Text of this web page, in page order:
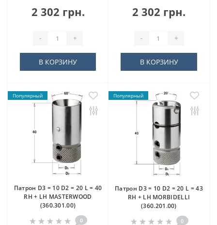
2 302 грн.
- +
В КОРЗИНУ
2 302 грн.
- +
В КОРЗИНУ
Популярный
Патрон D3 = 10 D2 = 20 L = 40
RH + LH MASTERWOOD
(360.301.00)
0
Популярный
Патрон D3 = 10 D2 = 20 L = 43
RH + LH MORBIDELLI
(360.201.00)
0